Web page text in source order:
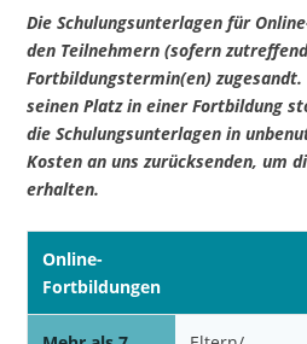
Die Schulungsunterlagen für
den Teilnehmern (sofern
Fortbildungstermin(en)
seinen Platz in einer Fortbildung
die Schulungsunterlagen in
Kosten an uns zurücksenden, um
erhalten.
Online-
Fortbildungen